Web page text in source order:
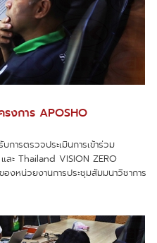
รงการ APOSHO
ารตรวจประเมินการเข้าร่วม
ะ Thailand VISION ZERO
หน่วยงานการประชุมสัมมนาวิชาการ